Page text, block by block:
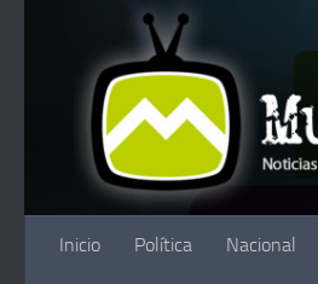
Inicio Política Nacional